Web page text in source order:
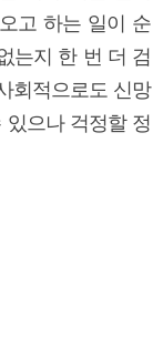
고 하는 일이 순
는지 한 번 더 검
회적으로도 신망
있으나 걱정할 정